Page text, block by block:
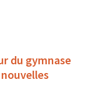
du gymnase